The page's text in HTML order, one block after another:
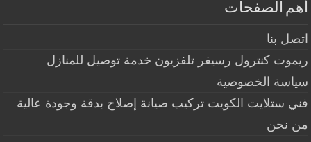
أهم الصفحات
اتصل بنا
ريموت كنترول رسيفر تلفزيون خدمة توصيل للمنازل
سياسة الخصوصية
فني ستلايت الكويت تركيب صيانة إصلاح بدقة وجودة عالية
من نحن